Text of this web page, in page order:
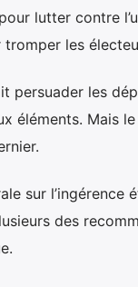
lutter contre
les
persuader les
éléments. Mais
sur
des